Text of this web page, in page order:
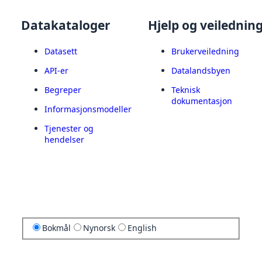
Datakataloger
Datasett
API-er
Begreper
Informasjonsmodeller
Tjenester og
hendelser
Hjelp og
Brukerveiledning
Datalandsbyen
Teknisk
dokumentasjon
Bokmål Nynorsk English